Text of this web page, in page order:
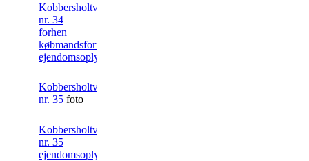
Kobbersholtvej
nr. 34
forhen
købmandsforretnig
ejendomsoplysning
Kobbersholtvej
nr. 35 foto
Kobbersholtvej
nr. 35
ejendomsoplysning